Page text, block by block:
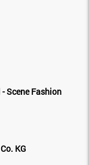
Scene Fashion
KG